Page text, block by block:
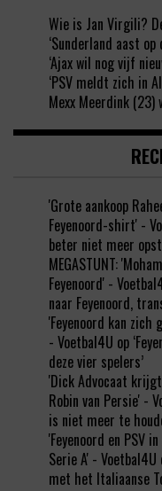
Wie is Jan Virgili?
‘Sunderland aast
‘Ajax wil nog vijf
‘PSV meldt zich in
Mexx Meerdink
'Grote aankoop
Feyenoord-shirt' -
beter niet meer
MEGASTUNT:
Feyenoord' -
naar Feyenoord,
'Feyenoord kan zich
- Voetbal4U op
deze vier spelers’
'Dick Advocaat
Robin van Persie' -
is niet meer te
'Feyenoord en PSV
Serie A' - Voetbal4U
met het Italiaanse